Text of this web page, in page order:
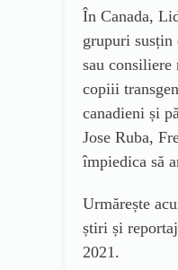
În Canada,
grupuri susțin
sau consiliere
copiii
canadieni și
Jose Ruba,
împiedica să
Urmărește
știri și
2021.